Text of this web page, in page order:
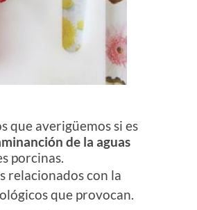
que averigüemos si es
de la aguas
porcinas.
relacionados con la
que provocan.